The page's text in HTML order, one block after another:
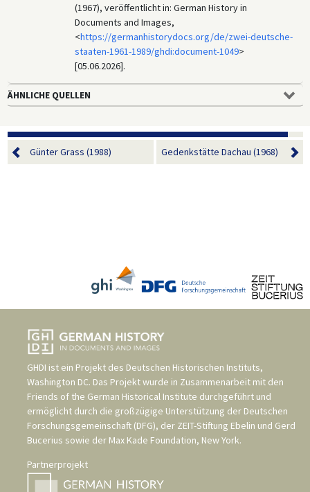
(1967), veröffentlicht in: German History in
Documents and Images,
<https://germanhistorydocs.org/de/zwei-deutsche-
staaten-1961-1989/ghdi:document-1049>
[05.06.2026].
ÄHNLICHE QUELLEN
Günter Grass (1988) Gedenkstätte Dachau (1968)
GHDI ist ein Projekt des Deutschen Historischen Instituts,
Washington DC. Das Projekt wurde in Zusammenarbeit mit den
Friends of the German Historical Institute durchgeführt und
ermöglicht durch die großzügige Unterstützung der Deutschen
Forschungsgemeinschaft (DFG), der ZEIT-Stiftung Ebelin und Gerd
Bucerius sowie der Max Kade Foundation, New York.
Partnerprojekt